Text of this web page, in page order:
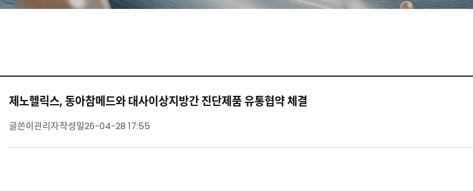
제노헬릭스, 동아참메드와 대사이상지방간 진단제품 유통협약 체결
글쓴이관리자작성일26-04-28 17:55